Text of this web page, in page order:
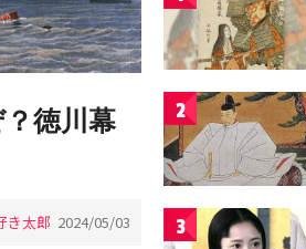
徳川幕
き太郎 2024/05/03
2
3